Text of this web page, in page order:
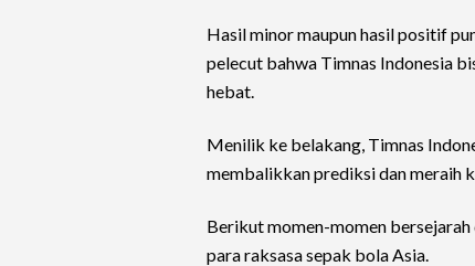
Hasil minor maupun hasil positif
pelecut bahwa Timnas Indonesia
hebat.
Menilik ke belakang, Timnas
membalikkan prediksi dan meraih
Berikut momen-momen bersejarah
para raksasa sepak bola Asia.